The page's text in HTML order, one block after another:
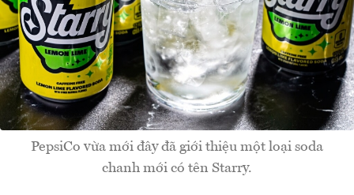
PepsiCo vừa mới đây đã giới thiệu một loại soda
chanh mới có tên Starry.